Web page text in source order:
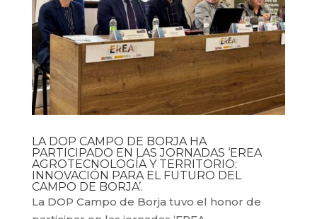
LA DOP CAMPO DE BORJA HA
PARTICIPADO EN LAS JORNADAS ‘EREA
AGROTECNOLOGÍA Y TERRITORIO:
INNOVACIÓN PARA EL FUTURO DEL
CAMPO DE BORJA’.
La DOP Campo de Borja tuvo el honor de